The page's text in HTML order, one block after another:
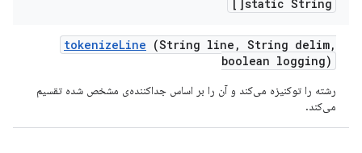
static String[]
tokenizeLine (String line , String delim,
boolean logging)
رشته را توکنیزه می‌کند و آن را بر اساس جداکننده‌ی مشخص شده تقسیم
می‌کند.